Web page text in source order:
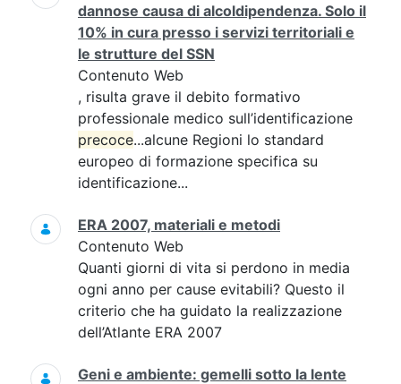
dannose causa di alcoldipendenza. Solo il
10% in cura presso i servizi territoriali e
le strutture del SSN
Contenuto Web
, risulta grave il debito formativo
professionale medico sull’identificazione
precoce...alcune Regioni lo standard
europeo di formazione specifica su
identificazione...
ERA 2007, materiali e metodi
Contenuto Web
Quanti giorni di vita si perdono in media
ogni anno per cause evitabili? Questo il
criterio che ha guidato la realizzazione
dell’Atlante ERA 2007
Geni e ambiente: gemelli sotto la lente